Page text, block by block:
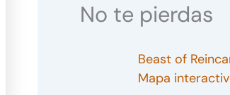
No te pierdas
Beast of
Mapa